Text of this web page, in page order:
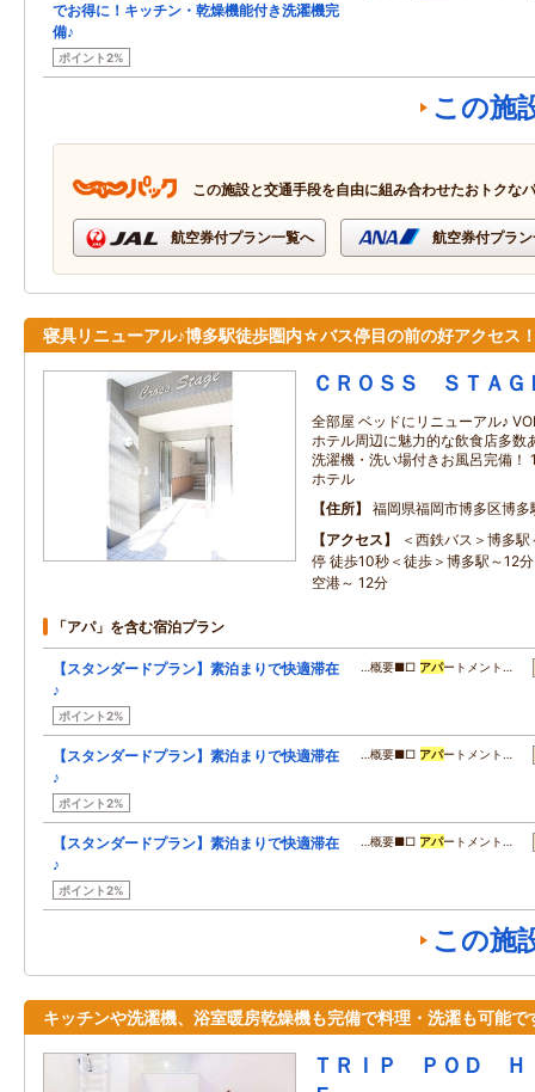
でお得に！キッチン・乾燥機能付き洗濯機完
備♪
ポイント2%
この施
この施設と交通手段を自由に組み合わせたおトクな
航空券付プラン一覧へ 航空券付プラ
寝具リニューアル♪博多駅徒歩圏内☆バス停目の前の好アクセス
ＣＲＯＳＳ ＳＴＡＧ
全部屋 ベッドにリニューアル♪
ホテル周辺に魅力的な飲食店多
洗濯機・洗い場付きお風呂完備！
ホテル
住所
福岡県福岡市博多区博多
アクセス
＜西鉄バス＞博多
停 徒歩10秒＜徒歩＞博多駅～12
空港～ 12分
「アパ」を含む宿泊プラン
【スタンダードプラン】素泊まりで快適滞在
♪
ポイント2%
…概要■□ アパートメント…
【スタンダードプラン】素泊まりで快適滞在
♪
ポイント2%
…概要■□ アパートメント…
【スタンダードプラン】素泊まりで快適滞在
♪
ポイント2%
…概要■□ アパートメント…
この施
キッチンや洗濯機、浴室暖房乾燥機も完備で料理・洗濯も可能で
ＴＲＩＰ ＰＯＤ Ｈ